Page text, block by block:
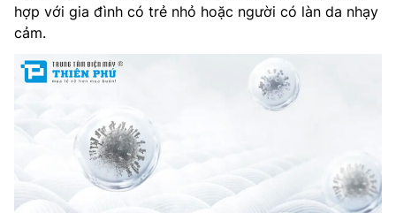
hợp với gia đình có trẻ nhỏ hoặc người có làn da nhạy
cảm.